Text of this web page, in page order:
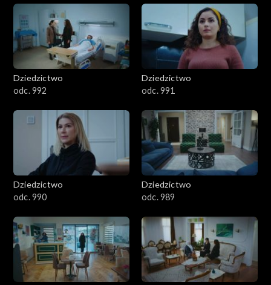
Dziedzictwo
odc. 992
Dziedzictwo
odc. 991
Dziedzictwo
odc. 990
Dziedzictwo
odc. 989